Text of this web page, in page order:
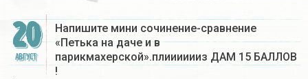
20
АВГУСТ
Напишите мини сочинение-сравнение
«Петька на даче и в
парикмахерской».плииииииз ДАМ 15 БАЛЛОВ
!